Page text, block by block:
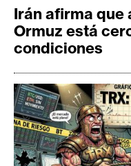
Irán afirma que
Ormuz está
condiciones